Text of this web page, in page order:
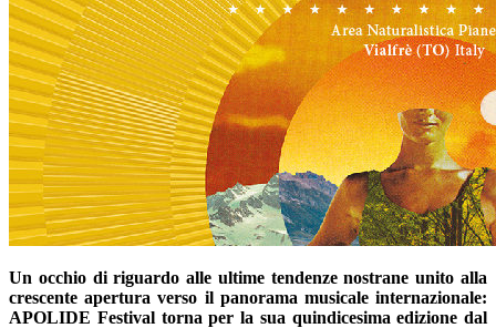
Un occhio di riguardo alle ultime tendenze nostrane unito alla
crescente apertura verso il panorama musicale internazionale:
APOLIDE Festival torna per la sua quindicesima edizione dal